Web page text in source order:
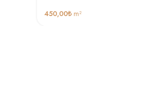
450,00₺ m²